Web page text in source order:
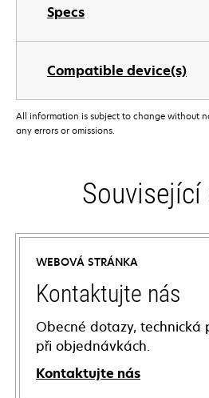
Specs
Compatible device(s)
All information is subject to change without
any errors or omissions.
Související
WEBOVÁ STRÁNKA
Kontaktujte nás
Obecné dotazy, technická
při objednávkách.
Kontaktujte nás